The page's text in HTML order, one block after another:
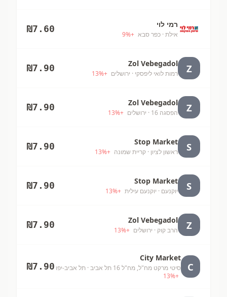
רמי לוי
אילת · כפר סבא +
9%
₪7.60
Z
Zol Vebegadol
רמות לואי ליפסקי · ירושלים +
13%
₪7.90
Z
Zol Vebegadol
הפסגה 16 · ירושלים +
13%
₪7.90
S
Stop Market
ראשון לציון · קריית שמונה +
13%
₪7.90
S
Stop Market
יוקנעם · יוקנעם עילית +
13%
₪7.90
Z
Zol Vebegadol
הרב קוק · ירושלים +
13%
₪7.90
C
City Market
סיטי מרקט מח"ל, מח"ל 16 תל אביב
· תל אביב-יפו
+
13%
₪7.90